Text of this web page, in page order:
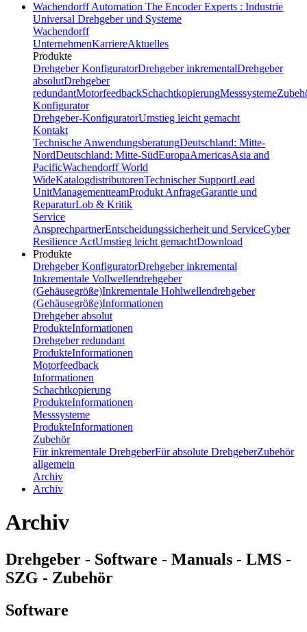
Wachendorff Automation The Encoder Experts : Industrie
Universal Drehgeber und Systeme
Wachendorff
UnternehmenKarriereAktuelles
Produkte
Drehgeber KonfiguratorDrehgeber inkrementalDrehgeber
absolutDrehgeber
redundantMotorfeedbackSchachtkopierungMesssysteme
Konfigurator
Drehgeber-KonfiguratorUmstieg leicht gemacht
Kontakt
Technische AnwendungsberatungDeutschland: Mitte-
NordDeutschland: Mitte-SüdEuropaAmericasAsia and
PacificWachendorff World
WideKatalogdistributorenTechnischer SupportLead
UnitManagementteamProdukt AnfrageGarantie und
ReparaturLob & Kritik
Service
AnsprechpartnerEntscheidungssicherheit und ServiceCyber
Resilience ActUmstieg leicht gemachtDownload
Produkte
Drehgeber KonfiguratorDrehgeber inkremental
Inkrementale Vollwellendrehgeber
(Gehäusegröße)Inkrementale Hohlwellendrehgeber
(Gehäusegröße)Informationen
Drehgeber absolut
ProdukteInformationen
Drehgeber redundant
ProdukteInformationen
Motorfeedback
Informationen
Schachtkopierung
ProdukteInformationen
Messsysteme
ProdukteInformationen
Zubehör
Für inkrementale DrehgeberFür absolute DrehgeberZubehör
allgemein
Archiv
Archiv
Archiv
Drehgeber - Software - Manuals - LMS -
SZG - Zubehör
Software